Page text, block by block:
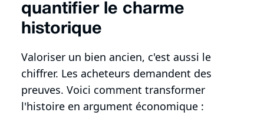
quantifier le charme
historique
Valoriser un bien ancien, c'est aussi le
chiffrer. Les acheteurs demandent des
preuves. Voici comment transformer
l'histoire en argument économique :